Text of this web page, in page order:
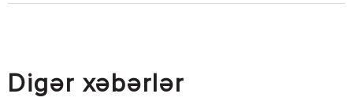
Digər xəbərlər